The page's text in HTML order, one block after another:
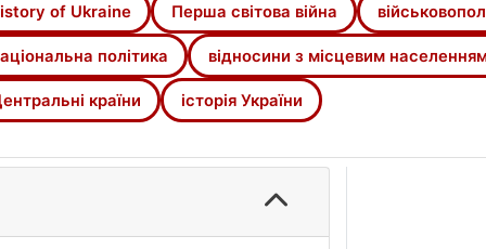
за робочі місця зростала. Ці питання
і зниження дисципліни серед
за полоненими, що сприяло зростанню
Російська імперія, національна
of Ukraine Перша світова війна
політика відносини з місцевим
країни історія України